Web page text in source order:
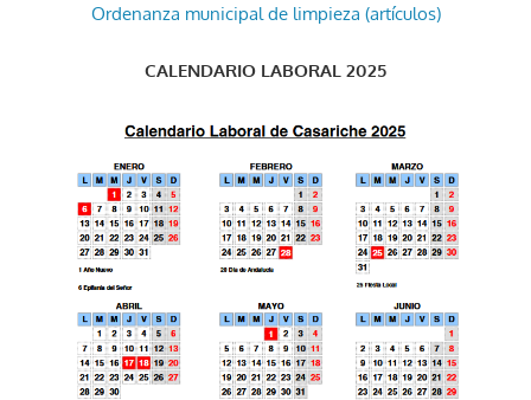
Ordenanza municipal de limpieza (artículos)
CALENDARIO LABORAL 2025